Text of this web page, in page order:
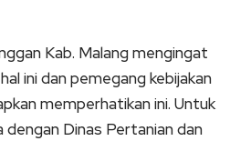
Kab. Malang mengingat
ini dan pemegang kebijakan
memperhatikan ini. Untuk
dengan Dinas Pertanian dan